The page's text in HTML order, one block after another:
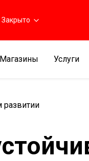
Закрыто
Магазины Услуги
развитии